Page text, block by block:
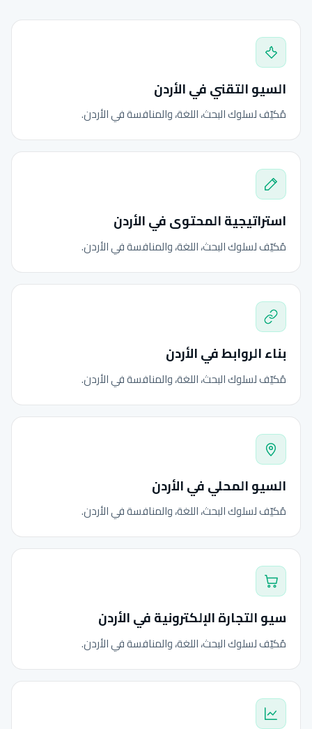
السيو التقني في الأردن
مُكيّف لسلوك البحث، اللغة، والمنافسة في الأردن.
استراتيجية المحتوى في الأردن
مُكيّف لسلوك البحث، اللغة، والمنافسة في الأردن.
بناء الروابط في الأردن
مُكيّف لسلوك البحث، اللغة، والمنافسة في الأردن.
السيو المحلي في الأردن
مُكيّف لسلوك البحث، اللغة، والمنافسة في الأردن.
سيو التجارة الإلكترونية في الأردن
مُكيّف لسلوك البحث، اللغة، والمنافسة في الأردن.